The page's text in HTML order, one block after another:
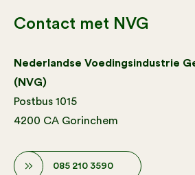
Contact met NVG
Nederlandse Voedingsindustrie
(NVG)
Postbus 1015
4200 CA Gorinchem
085 210 3590